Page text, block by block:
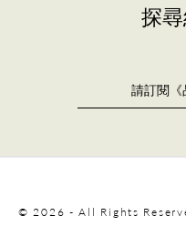
探
© 2026 - All Rights